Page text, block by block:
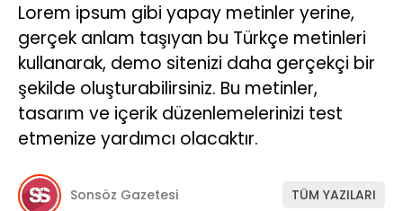
Lorem ipsum gibi yapay metinler yerine,
gerçek anlam taşıyan bu Türkçe metinleri
kullanarak, demo sitenizi daha gerçekçi bir
şekilde oluşturabilirsiniz. Bu metinler,
tasarım ve içerik düzenlemelerinizi test
etmenize yardımcı olacaktır.
Sonsöz Gazetesi TÜM YAZILARI